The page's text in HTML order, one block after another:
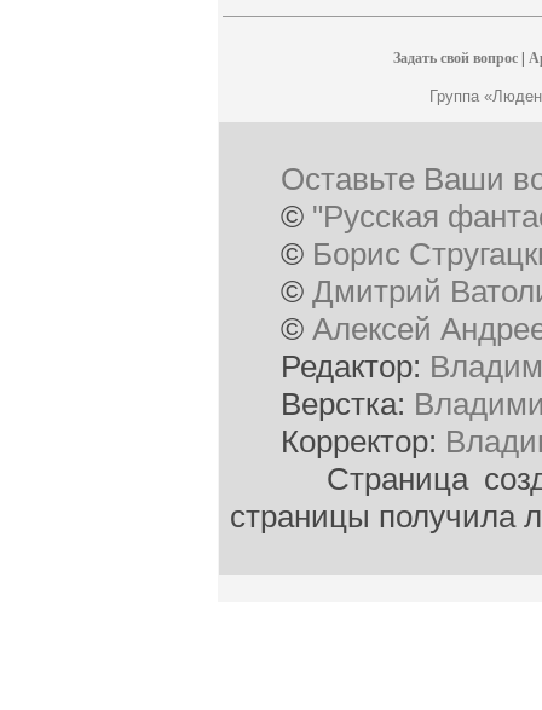
Задать свой вопрос|
Группа
Оставьте Ваши
© "Русская
© Борис
© Дмитрий
© Алексей
Редактор:
Верстка:
Корректор:
Страница
страницы получила